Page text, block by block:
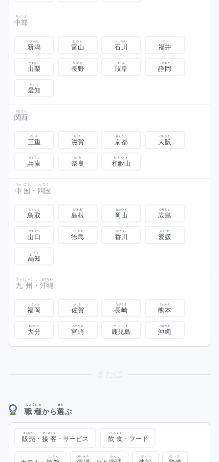
中部
ちゅうぶ
新潟
にいがた
富山
とやま
石川
いしかわ
福井
ふくい
山梨
やまなし
長野
ながの
岐阜
ぎふ
静岡
しずおか
愛知
あいち
関西
かんさい
三重
みえ
滋賀
しが
京都
きょうと
大阪
おおさか
兵庫
ひょうご
奈良
なら
和歌山
わかやま
中国
ちゅうごく
・ 四国
しこく
鳥取
とっとり
島根
しまね
岡山
おかやま
広島
ひろしま
山口
やまぐち
徳島
とくしま
香川
かがわ
愛媛
えひめ
高知
こうち
九州
きゅうしゅう
・ 沖縄
おきなわ
福岡
ふくおか
佐賀
さが
長崎
ながさき
熊本
くまもと
大分
おおいた
宮崎
みやざき
鹿児島
かごしま
沖縄
おきなわ
または
職種
しょくしゅ
から選
えら
ぶ
販売
はんばい
・ 接客
せっきゃく
・サービス 飲食
いんしょく
・フード
りょかん せいそう かんり けんせつ けいび